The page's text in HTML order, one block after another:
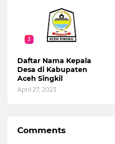
3
Daftar Nama Kepala
Desa di Kabupaten
Aceh Singkil
April 27, 2023
Comments